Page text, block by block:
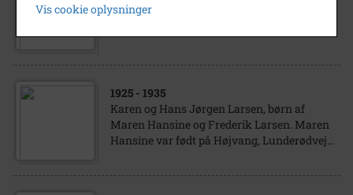
Petersen, Højvang, Lunderødvej 13. Bagtil:
1925 - 1935
Karen og Hans Jørgen Larsen, børn af
Maren Hansine og Frederik Larsen. Maren
Hansine var født på Højvang, Lunderødvej...
Vis cookie oplysninger